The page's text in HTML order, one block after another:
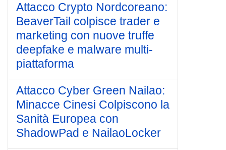
Attacco Crypto Nordcoreano:
BeaverTail colpisce trader e
marketing con nuove truffe
deepfake e malware multi-
piattaforma
Attacco Cyber Green Nailao:
Minacce Cinesi Colpiscono la
Sanità Europea con
ShadowPad e NailaoLocker